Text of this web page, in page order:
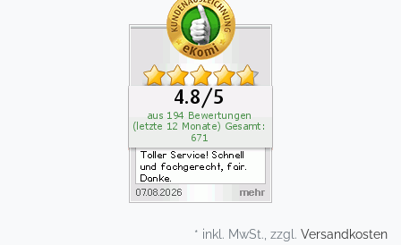
* inkl. MwSt., zzgl. Versandkosten